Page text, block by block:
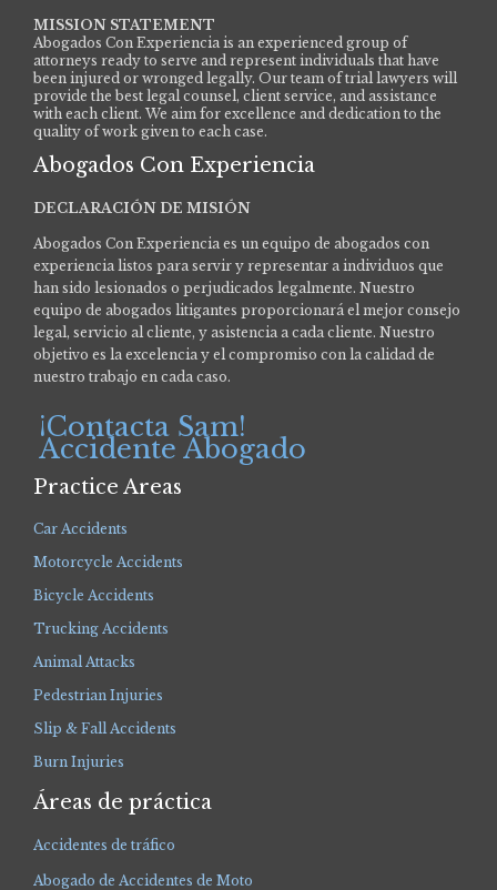
MISSION STATEMENT
Abogados Con Experiencia is an experienced group of
attorneys ready to serve and represent individuals that have
been injured or wronged legally. Our team of trial lawyers will
provide the best legal counsel, client service, and assistance
with each client. We aim for excellence and dedication to the
quality of work given to each case.
Abogados Con Experiencia
DECLARACIÓN DE MISIÓN
Abogados Con Experiencia es un equipo de abogados con
experiencia listos para servir y representar a individuos que
han sido lesionados o perjudicados legalmente. Nuestro
equipo de abogados litigantes proporcionará el mejor consejo
legal, servicio al cliente, y asistencia a cada cliente. Nuestro
objetivo es la excelencia y el compromiso con la calidad de
nuestro trabajo en cada caso.
¡Contacta Sam!
Accidente Abogado
Practice Areas
Car Accidents
Motorcycle Accidents
Bicycle Accidents
Trucking Accidents
Animal Attacks
Pedestrian Injuries
Slip & Fall Accidents
Burn Injuries
Áreas de práctica
Accidentes de tráfico
Abogado de Accidentes de Moto